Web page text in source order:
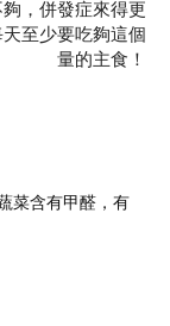
，併發症來得更
至少要吃夠這個
量的主食！
菜含有甲醛，有